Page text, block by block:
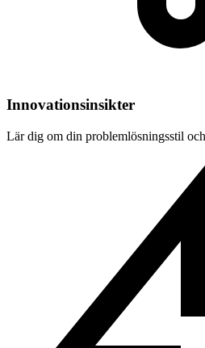
Innovationsinsikter
Lär dig om din problemlösningsstil